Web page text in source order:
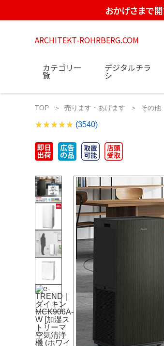
おかげさまで
ARCHITEKT-ROHRBERG.COM
カテゴリ一
覧
デジタルチラ
シ
TOP 売ります・あげます その他
(3540)